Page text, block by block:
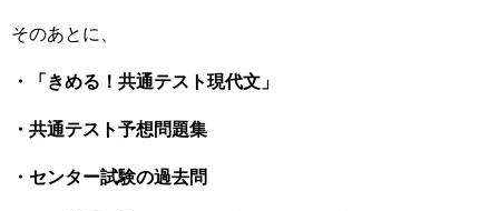
そのあとに、
・「きめる！共通テスト現代文」
・共通テスト予想問題集
・センター試験の過去問